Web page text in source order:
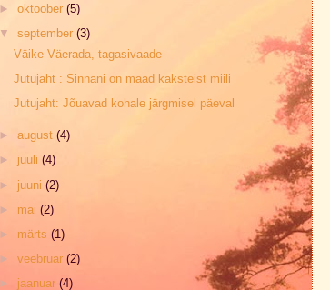
►oktoober(5)
▼september(3)
Väike Väerada, tagasivaade
Jutujaht : Sinnani on maad kaksteist miili
Jutujaht: Jõuavad kohale järgmisel päeval
►august(4)
► juuli(4)
► juuni(2)
► mai(2)
► märts(1)
►veebruar(2)
► jaanuar(4)